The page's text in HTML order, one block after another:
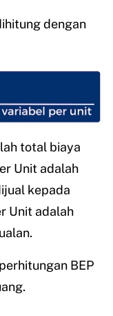
dengan
total biaya
Unit adalah
kepada
Unit adalah
BEP